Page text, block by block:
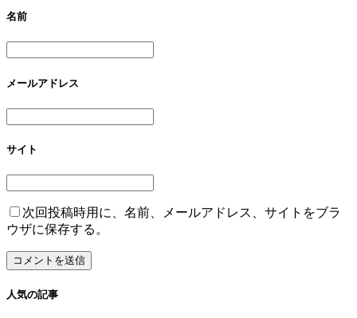
名前
メールアドレス
サイト
次回投稿時用に、名前、メールアドレス、サイトをブラ
ウザに保存する。
人気の記事